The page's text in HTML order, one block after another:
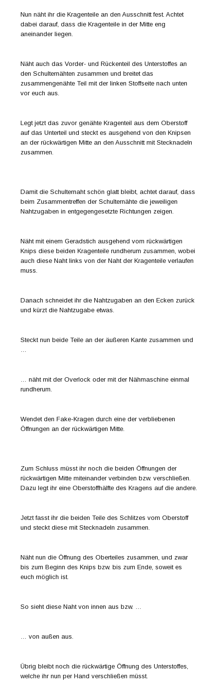
Nun näht ihr die Kragenteile an den Ausschnitt fest. Achtet
dabei darauf, dass die Kragenteile in der Mitte eng
aneinander liegen.
Näht auch das Vorder- und Rückenteil des Unterstoffes an
den Schulternähten zusammen und breitet das
zusammengenähte Teil mit der linken Stoffseite nach unten
vor euch aus.
Legt jetzt das zuvor genähte Kragenteil aus dem Oberstoff
auf das Unterteil und steckt es ausgehend von den Knipsen
an der rückwärtigen Mitte an den Ausschnitt mit Stecknadeln
zusammen.
Damit die Schulternaht schön glatt bleibt, achtet darauf, dass
beim Zusammentreffen der Schulternähte die jeweiligen
Nahtzugaben in entgegengesetzte Richtungen zeigen.
Näht mit einem Geradstich ausgehend vom rückwärtigen
Knips diese beiden Kragenteile rundherum zusammen, wobei
auch diese Naht links von der Naht der Kragenteile verlaufen
muss.
Danach schneidet ihr die Nahtzugaben an den Ecken zurück
und kürzt die Nahtzugabe etwas.
Steckt nun beide Teile an der äußeren Kante zusammen und
…
… näht mit der Overlock oder mit der Nähmaschine einmal
rundherum.
Wendet den Fake-Kragen durch eine der verbliebenen
Öffnungen an der rückwärtigen Mitte.
Zum Schluss müsst ihr noch die beiden Öffnungen der
rückwärtigen Mitte miteinander verbinden bzw. verschließen.
Dazu legt ihr eine Oberstoffhälfte des Kragens auf die andere.
Jetzt fasst ihr die beiden Teile des Schlitzes vom Oberstoff
und steckt diese mit Stecknadeln zusammen.
Näht nun die Öffnung des Oberteiles zusammen, und zwar
bis zum Beginn des Knips bzw. bis zum Ende, soweit es
euch möglich ist.
So sieht diese Naht von innen aus bzw. …
… von außen aus.
Übrig bleibt noch die rückwärtige Öffnung des Unterstoffes,
welche ihr nun per Hand verschließen müsst.